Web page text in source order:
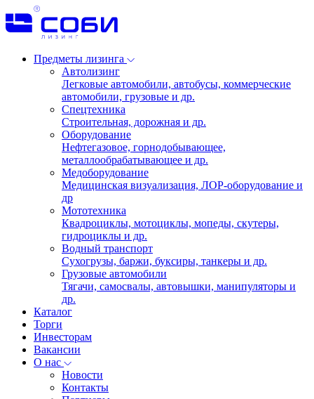
Предметы лизинга
Автолизинг
Легковые автомобили, автобусы, коммерческие
автомобили, грузовые и др.
Спецтехника
Строительная, дорожная и др.
Оборудование
Нефтегазовое, горнодобывающее,
металлообрабатывающее и др.
Медоборудование
Медицинская визуализация, ЛОР-оборудование и
др
Мототехника
Квадроциклы, мотоциклы, мопеды, скутеры,
гидроциклы и др.
Водный транспорт
Сухогрузы, баржи, буксиры, танкеры и др.
Грузовые автомобили
Тягачи, самосвалы, автовышки, манипуляторы и
др.
Каталог
Торги
Инвесторам
Вакансии
О нас
Новости
Контакты